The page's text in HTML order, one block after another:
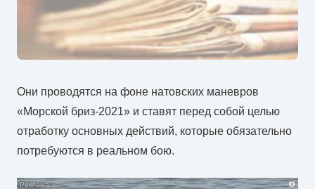
Они проводятся на фоне натовских маневров
«Морской бриз-2021» и ставят перед собой целью
отработку основных действий, которые обязательно
потребуются в реальном бою.
i